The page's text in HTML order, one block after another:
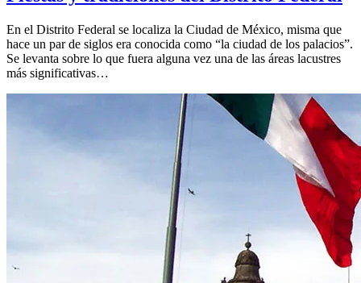
En el Distrito Federal se localiza la Ciudad de México, misma que
hace un par de siglos era conocida como “la ciudad de los palacios”.
Se levanta sobre lo que fuera alguna vez una de las áreas lacustres
más significativas…